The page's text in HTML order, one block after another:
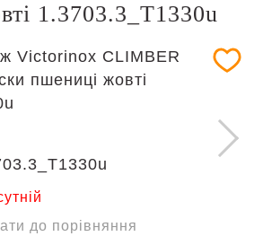
1.3703.3_T1330u
до порівняння